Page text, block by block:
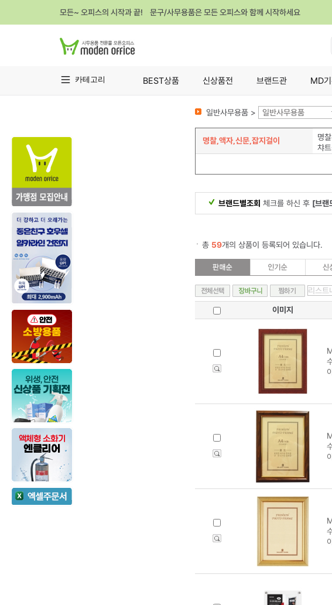
모든~ 오피스의 시작과 끝! 문구/사무용품은 모든 오피스와 함께 시작하세요
카테고리 BEST상품 신상품전 브랜드관 MD
일반사무용품 > 일반사무용품
명찰,액자,신문,잡지걸이 명
챠
브랜드별조회 체크를 하신 후 [브랜
총 59개의 상품이 등록되어 있습니다.
이미지